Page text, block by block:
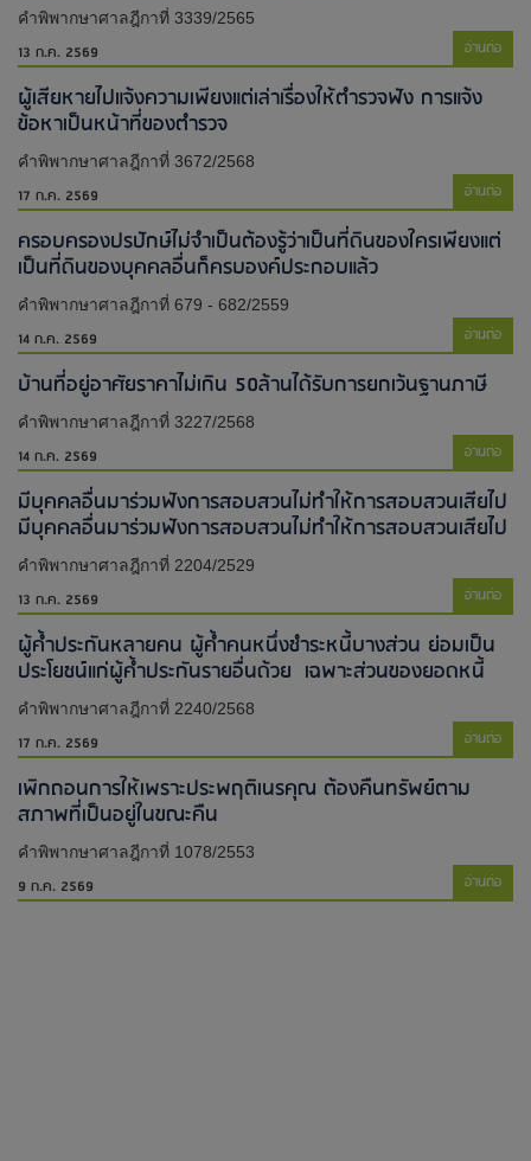
คำพิพากษาศาลฎีกาที่ 3339/2565
13 ก.ค. 2569 อ่านต่อ
ผู้เสียหายไปแจ้งความเพียงแต่เล่าเรื่องให้ตำรวจฟัง การแจ้ง
ข้อหาเป็นหน้าที่ของตำรวจ
คำพิพากษาศาลฎีกาที่ 3672/2568
17 ก.ค. 2569 อ่านต่อ
ครอบครองปรปักษ์ไม่จำเป็นต้องรู้ว่าเป็นที่ดินของใครเพียงแต่
เป็นที่ดินของบุคคลอื่นก็ครบองค์ประกอบแล้ว
คำพิพากษาศาลฎีกาที่ 679 - 682/2559
14 ก.ค. 2569 อ่านต่อ
บ้านที่อยู่อาศัยราคาไม่เกิน 50ล้านได้รับการยกเว้นฐานภาษี
คำพิพากษาศาลฎีกาที่ 3227/2568
14 ก.ค. 2569 อ่านต่อ
มีบุคคลอื่นมาร่วมฟังการสอบสวนไม่ทำให้การสอบสวนเสียไป​
มีบุคคลอื่นมาร่วมฟังการสอบสวนไม่ทำให้การสอบสวนเสียไป​
คำพิพากษาศาลฎีกาที่ 2204/2529
13 ก.ค. 2569 อ่านต่อ
ผู้ค้ำประกันหลายคน ผู้ค้ำคนหนึ่งชำระหนี้บางส่วน ย่อมเป็น
ประโยชน์แก่ผู้ค้ำประกันรายอื่นด้วย เฉพาะส่วนของยอดหนี้
คำพิพากษาศาลฎีกาที่ 2240/2568
17 ก.ค. 2569 อ่านต่อ
เพิกถอนการให้เพราะประพฤติเนรคุณ ต้องคืนทรัพย์ตาม
สภาพที่เป็นอยู่ในขณะคืน
คำพิพากษาศาลฎีกาที่ 1078/2553
9 ก.ค. 2569 อ่านต่อ